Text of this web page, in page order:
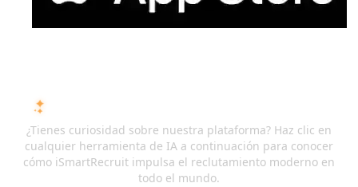
¿Tienes curiosidad sobre nuestra plataforma? Haz clic en
cualquier herramienta de IA a continuación para conocer
cómo iSmartRecruit impulsa el reclutamiento moderno en
todo el mundo.